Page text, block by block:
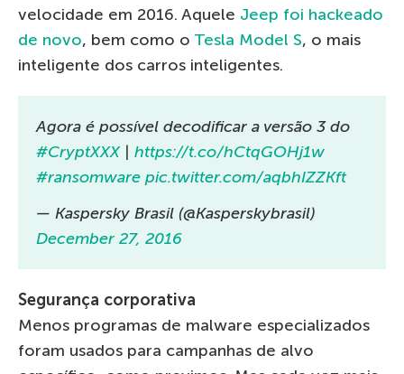
velocidade em 2016. Aquele Jeep foi hackeado
de novo, bem como o Tesla Model S, o mais
inteligente dos carros inteligentes.
Agora é possível decodificar a versão 3 do
#CryptXXX| https://t.co/hCtqGOHj1w
#ransomware pic.twitter.com/aqbhIZZKft
— Kaspersky Brasil (@Kasperskybrasil)
December 27, 2016
Segurança corporativa
Menos programas de malware especializados
foram usados para campanhas de alvo